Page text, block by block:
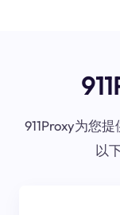
911Proxy为您
以